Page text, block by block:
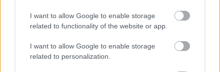
I want to allow Google to enable storage
related to functionality of the website or app.
I want to allow Google to enable storage
related to personalization.
Οι μαμάκηδες του ζωδιακού: Αυτά τα ζώδια είναι
συνήθως κολλημένα στη μαμά τους